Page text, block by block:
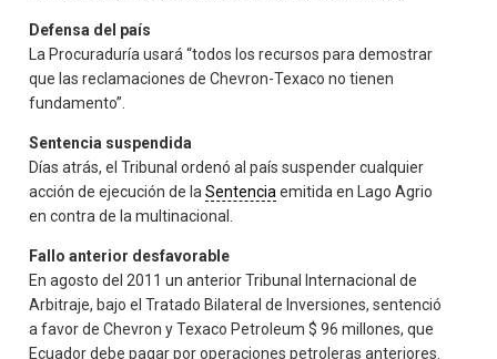
Defensa del país
La Procuraduría usará “todos los recursos para demostrar
que las reclamaciones de Chevron-Texaco no tienen
fundamento”.
Sentencia suspendida
Días atrás, el Tribunal ordenó al país suspender cualquier
acción de ejecución de laSentencia emitida en Lago Agrio
en contra de la multinacional.
Fallo anterior desfavorable
En agosto del 2011 un anterior Tribunal Internacional de
Arbitraje, bajo el Tratado Bilateral de Inversiones, sentenció
a favor de Chevron y Texaco Petroleum $ 96 millones, que
Ecuador debe pagar por operaciones petroleras anteriores.